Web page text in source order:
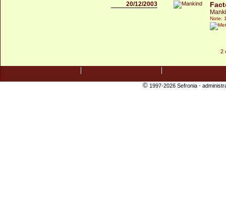
20/12/2003
Note:
2
©1997-2026 Sefronia -